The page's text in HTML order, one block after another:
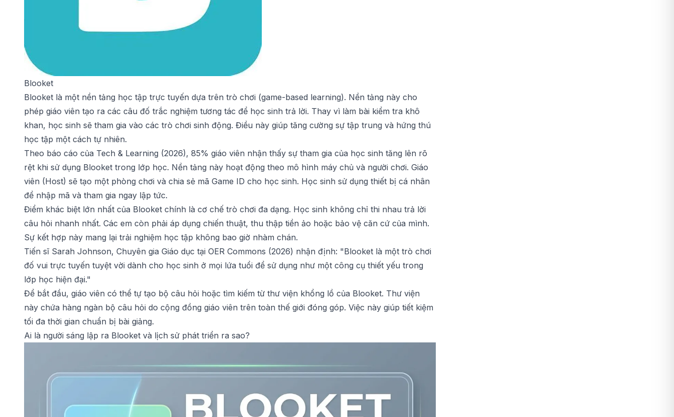
Blooket
Blooket là một nền tảng học tập trực tuyến dựa trên trò chơi (game-based learning). Nền tảng này cho
phép giáo viên tạo ra các câu đố trắc nghiệm tương tác để học sinh trả lời. Thay vì làm bài kiểm tra khô
khan, học sinh sẽ tham gia vào các trò chơi sinh động. Điều này giúp tăng cường sự tập trung và hứng thú
học tập một cách tự nhiên.
Theo báo cáo của Tech & Learning (2026), 85% giáo viên nhận thấy sự tham gia của học sinh tăng lên rõ
rệt khi sử dụng Blooket trong lớp học. Nền tảng này hoạt động theo mô hình máy chủ và người chơi. Giáo
viên (Host) sẽ tạo một phòng chơi và chia sẻ mã Game ID cho học sinh. Học sinh sử dụng thiết bị cá nhân
để nhập mã và tham gia ngay lập tức.
Điểm khác biệt lớn nhất của Blooket chính là cơ chế trò chơi đa dạng. Học sinh không chỉ thi nhau trả lời
câu hỏi nhanh nhất. Các em còn phải áp dụng chiến thuật, thu thập tiền ảo hoặc bảo vệ căn cứ của mình.
Sự kết hợp này mang lại trải nghiệm học tập không bao giờ nhàm chán.
Tiến sĩ Sarah Johnson, Chuyên gia Giáo dục tại OER Commons (2026) nhận định: "Blooket là một trò chơi
đố vui trực tuyến tuyệt vời dành cho học sinh ở mọi lứa tuổi để sử dụng như một công cụ thiết yếu trong
lớp học hiện đại."
Để bắt đầu, giáo viên có thể tự tạo bộ câu hỏi hoặc tìm kiếm từ thư viện khổng lồ của Blooket. Thư viện
này chứa hàng ngàn bộ câu hỏi do cộng đồng giáo viên trên toàn thế giới đóng góp. Việc này giúp tiết kiệm
tối đa thời gian chuẩn bị bài giảng.
Ai là người sáng lập ra Blooket và lịch sử phát triển ra sao?